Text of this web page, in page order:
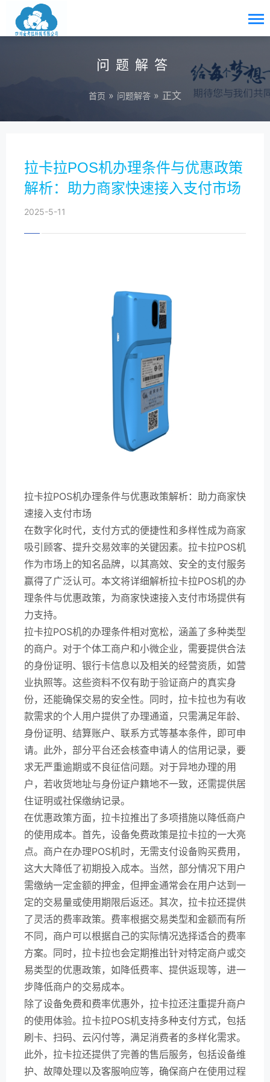
问题解答
首页 » 问题解答 » 正文
拉卡拉POS机办理条件与优惠政策
解析：助力商家快速接入支付市场
2025-5-11
拉卡拉POS机办理条件与优惠政策解析：助力商家快
速接入支付市场
在数字化时代，支付方式的便捷性和多样性成为商家
吸引顾客、提升交易效率的关键因素。拉卡拉POS机
作为市场上的知名品牌，以其高效、安全的支付服务
赢得了广泛认可。本文将详细解析拉卡拉POS机的办
理条件与优惠政策，为商家快速接入支付市场提供有
力支持。
拉卡拉POS机的办理条件相对宽松，涵盖了多种类型
的商户。对于个体工商户和小微企业，需要提供合法
的身份证明、银行卡信息以及相关的经营资质，如营
业执照等。这些资料不仅有助于验证商户的真实身
份，还能确保交易的安全性。同时，拉卡拉也为有收
款需求的个人用户提供了办理通道，只需满足年龄、
身份证明、结算账户、联系方式等基本条件，即可申
请。此外，部分平台还会核查申请人的信用记录，要
求无严重逾期或不良征信问题。对于异地办理的用
户，若收货地址与身份证户籍地不一致，还需提供居
住证明或社保缴纳记录。
在优惠政策方面，拉卡拉推出了多项措施以降低商户
的使用成本。首先，设备免费政策是拉卡拉的一大亮
点。商户在办理POS机时，无需支付设备购买费用，
这大大降低了初期投入成本。当然，部分情况下用户
需缴纳一定金额的押金，但押金通常会在用户达到一
定的交易量或使用期限后返还。其次，拉卡拉还提供
了灵活的费率政策。费率根据交易类型和金额而有所
不同，商户可以根据自己的实际情况选择适合的费率
方案。同时，拉卡拉也会定期推出针对特定商户或交
易类型的优惠政策，如降低费率、提供返现等，进一
步降低商户的交易成本。
除了设备免费和费率优惠外，拉卡拉还注重提升商户
的使用体验。拉卡拉POS机支持多种支付方式，包括
刷卡、扫码、云闪付等，满足消费者的多样化需求。
此外，拉卡拉还提供了完善的售后服务，包括设备维
护、故障处理以及客服响应等，确保商户在使用过程